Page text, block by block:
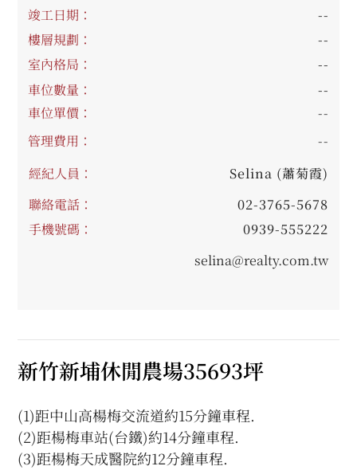
竣工日期：
--
樓層規劃：
--
室內格局：
--
車位數量：
--
車位單價：
--
管理費用：
--
經紀人員：
Selina (蕭菊霞)
聯絡電話：
02-3765-5678
手機號碼：
0939-555222
selina@realty.com.tw
新竹新埔休閒農場35693坪
(1)距中山高楊梅交流道約15分鐘車程.
(2)距楊梅車站(台鐵)約14分鐘車程.
(3)距楊梅天成醫院約12分鐘車程.